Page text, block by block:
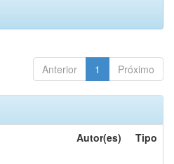
Anterior 1 Próximo
Autor(es) Tipo